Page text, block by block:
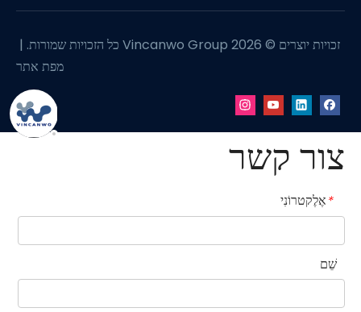
זכויות יוצרים © 2026
מפת אתר
צור קשר
*אֶלֶקטרוֹנִי
שֵׁם